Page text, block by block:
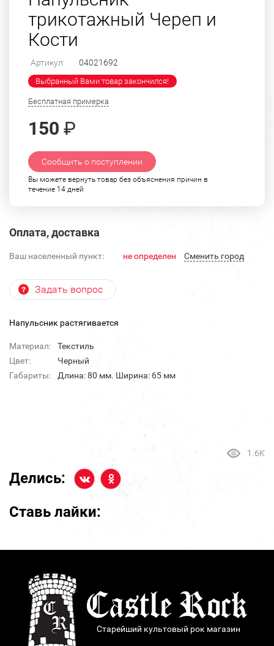
трикотажный Череп и
Кости
Артикул: 04021692
Выбранный Вами товар закончился!
Бесплатная примерка
150 ₽
Сообщить о поступлении
Вы можете вернуть товар без объяснения причин в
течение 14 дней
Оплата, доставка
Ваш населенный пункт: не определен Cменить город
Задать вопрос
Напульсник растягивается
Материал:
Текстиль
Цвет:
Черный
Габариты:
Длина: 80 мм. Ширина: 65 мм
1.6K
Делись:
Ставь лайки:
Старейший культовый рок магазин